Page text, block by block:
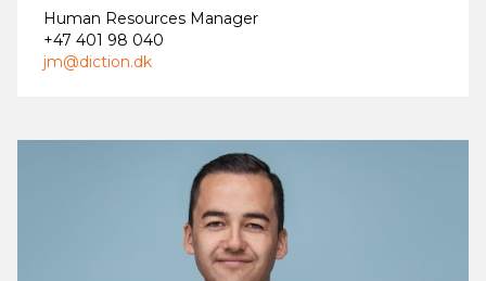
Human Resources Manager
+47 401 98 040
jm@diction.dk